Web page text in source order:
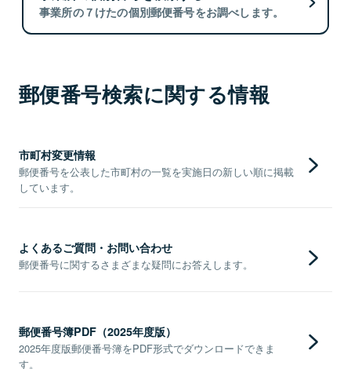
事業所の７けたの個別郵便番号をお調べします。
郵便番号検索に関する情報
市町村変更情報
郵便番号を公表した市町村の一覧を実施日の新しい順に掲載
しています。
よくあるご質問・お問い合わせ
郵便番号に関するさまざまな疑問にお答えします。
郵便番号簿PDF（2025年度版）
2025年度版郵便番号簿をPDF形式でダウンロードできま
す。